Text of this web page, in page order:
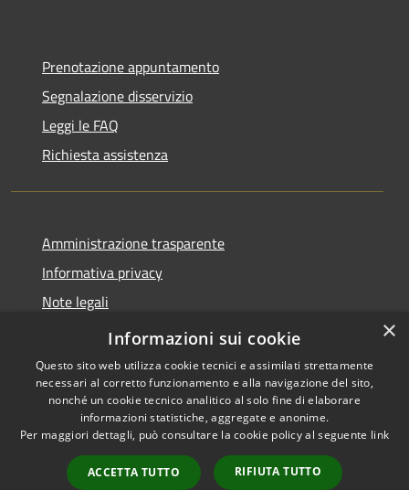
Prenotazione appuntamento
Segnalazione disservizio
Leggi le FAQ
Richiesta assistenza
Amministrazione trasparente
Informativa privacy
Note legali
Dichiarazione di accessibilità
Accessibilità
Copyright © 2026 • Comune di
Vendone • Powered by
Municipium•
Accesso
×
Informazioni sui cookie
Questo sito web utilizza cookie tecnici e assimilati strettamente
necessari al corretto funzionamento e alla navigazione del sito,
nonché un cookie tecnico analitico al solo fine di elaborare
informazioni statistiche, aggregate e anonime.
Per maggiori dettagli, può consultare la cookie policy al seguente link
ACCETTA TUTTO RIFIUTA TUTTO